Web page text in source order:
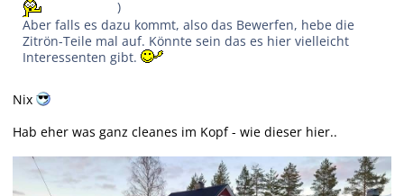
)
Aber falls es dazu kommt, also das Bewerfen, hebe die
Zitrön-Teile mal auf. Könnte sein das es hier vielleicht
Interessenten gibt.
Nix
Hab eher was ganz cleanes im Kopf - wie dieser hier..